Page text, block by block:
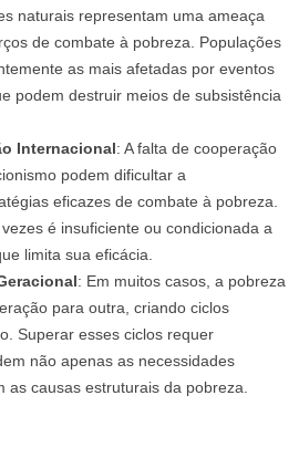
naturais representam uma ameaça
de combate à pobreza. Populações
as mais afetadas por eventos
podem destruir meios de subsistência
Internacional: A falta de cooperação
podem dificultar a
eficazes de combate à pobreza.
é insuficiente ou condicionada a
limita sua eficácia.
: Em muitos casos, a pobreza
para outra, criando ciclos
Superar esses ciclos requer
não apenas as necessidades
as causas estruturais da pobreza.